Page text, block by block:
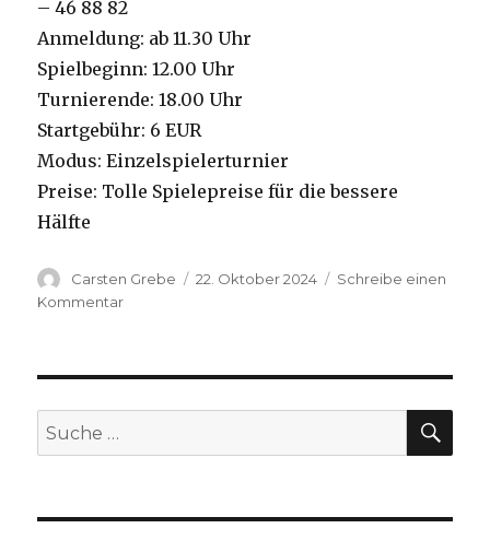
– 46 88 82
Anmeldung: ab 11.30 Uhr
Spielbeginn: 12.00 Uhr
Turnierende: 18.00 Uhr
Startgebühr: 6 EUR
Modus: Einzelspielerturnier
Preise: Tolle Spielepreise für die bessere
Hälfte
Autor
Carsten Grebe
Veröffentlicht
22. Oktober 2024
Schreibe einen
Kommentar
Suche
nach: